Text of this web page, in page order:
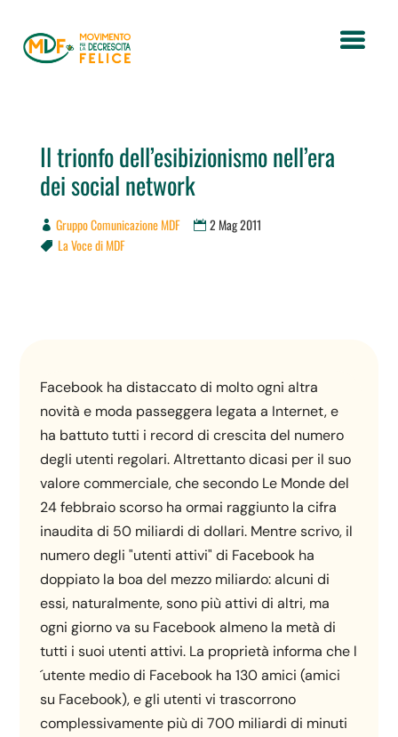
Il trionfo dell’esibizionismo nell’era
dei social network
Gruppo Comunicazione MDF 2 Mag 2011
 La Voce di MDF
Facebook ha distaccato di molto ogni altra
novità e moda passeggera legata a Internet, e
ha battuto tutti i record di crescita del numero
degli utenti regolari. Altrettanto dicasi per il suo
valore commerciale, che secondo Le Monde del
24 febbraio scorso ha ormai raggiunto la cifra
inaudita di 50 miliardi di dollari. Mentre scrivo, il
numero degli "utenti attivi" di Facebook ha
doppiato la boa del mezzo miliardo: alcuni di
essi, naturalmente, sono più attivi di altri, ma
ogni giorno va su Facebook almeno la metà di
tutti i suoi utenti attivi. La proprietà informa che l
´utente medio di Facebook ha 130 amici (amici
su Facebook), e gli utenti vi trascorrono
complessivamente più di 700 miliardi di minuti